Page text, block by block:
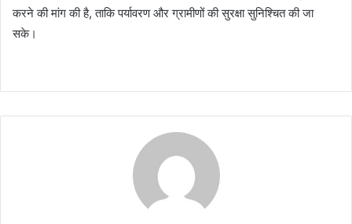
करने की मांग की है, ताकि पर्यावरण और ग्रामीणों की सुरक्षा सुनिश्चित की जा
सके।